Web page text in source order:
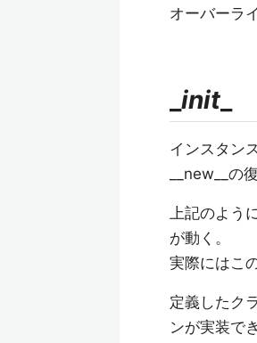
オーバーラ
init
インスタン
__new__
上記のよう
が動く。
実際にはこ
定義したク
ンが実装で